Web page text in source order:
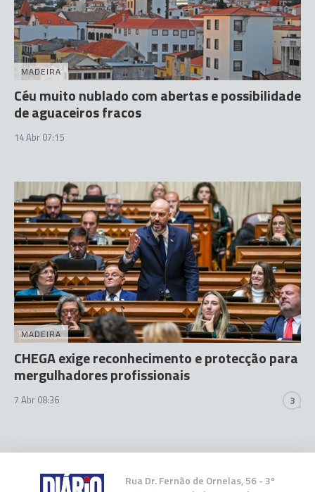
MADEIRA
Céu muito nublado com abertas e possibilidade
de aguaceiros fracos
14 Abr 07:15
MADEIRA
CHEGA exige reconhecimento e protecção para
mergulhadores profissionais
7 Abr 08:36 3
Rua Dr. Fernão de Ornelas, 56 - 3º